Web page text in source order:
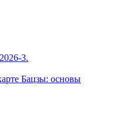
3.
Бацзы: основы